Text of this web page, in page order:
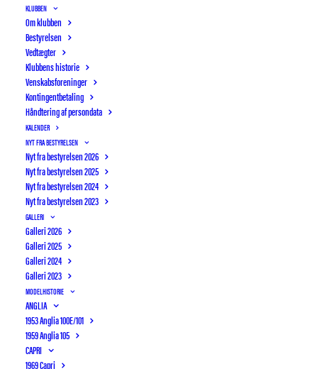
KLUBBEN
Om klubben
Bestyrelsen
Vedtægter
Klubbens historie
Venskabsforeninger
Kontingentbetaling
Håndtering af persondata
KALENDER
NYT FRA BESTYRELSEN
Nyt fra bestyrelsen 2026
Nyt fra bestyrelsen 2025
Nyt fra bestyrelsen 2024
Nyt fra bestyrelsen 2023
GALLERI
Galleri 2026
Galleri 2025
Galleri 2024
Galleri 2023
MODELHISTORIE
ANGLIA
1953 Anglia 100E/101
1959 Anglia 105
CAPRI
1969 Capri
OTTERUP BILSYN
KOMMENDE KLUBATIVITETER